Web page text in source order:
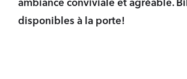
ambiance conviviale et agréable.
disponibles à la porte!